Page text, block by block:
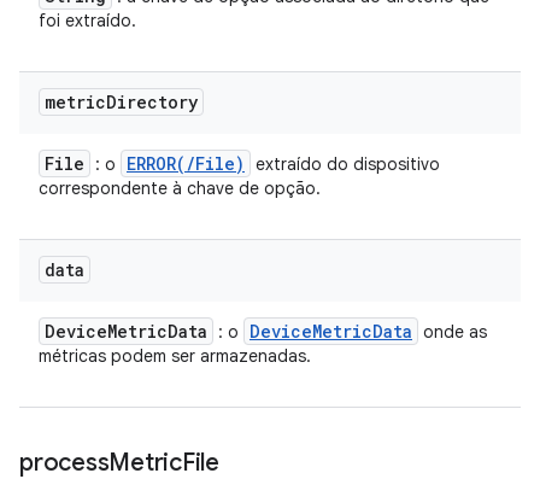
foi extraído.
metricDirectory
File : o ERROR( /File)
extraído do dispositivo
correspondente à chave de opção.
data
DeviceMetricData : o DeviceMetricData onde as
métricas podem ser armazenadas.
processMetricFile